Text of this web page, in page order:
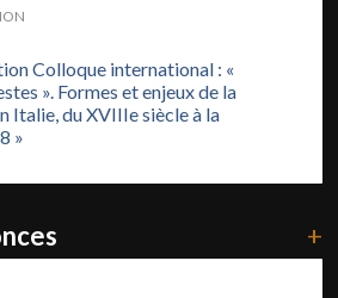
Colloque international : «
». Formes et enjeux de la
Italie, du XVIIIe siècle à la
»
+